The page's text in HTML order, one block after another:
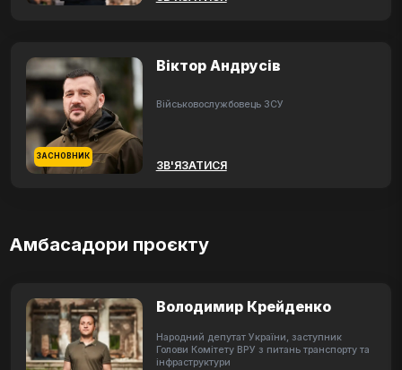
ЗАСНОВНИК
Віктор Андрусів
Військовослужбовець ЗСУ
ЗВ'ЯЗАТИСЯ
Амбасадори проєкту
Володимир Крейденко
Народний депутат України, заступник
Голови Комітету ВРУ з питань транспорту та
інфраструктури